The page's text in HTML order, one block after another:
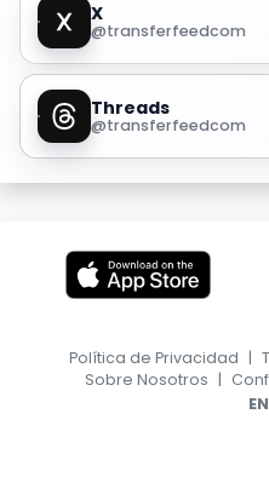
X
@transferfeedcom
Threads
@transferfeedcom
Política de Privacidad |
Sobre Nosotros |
EN